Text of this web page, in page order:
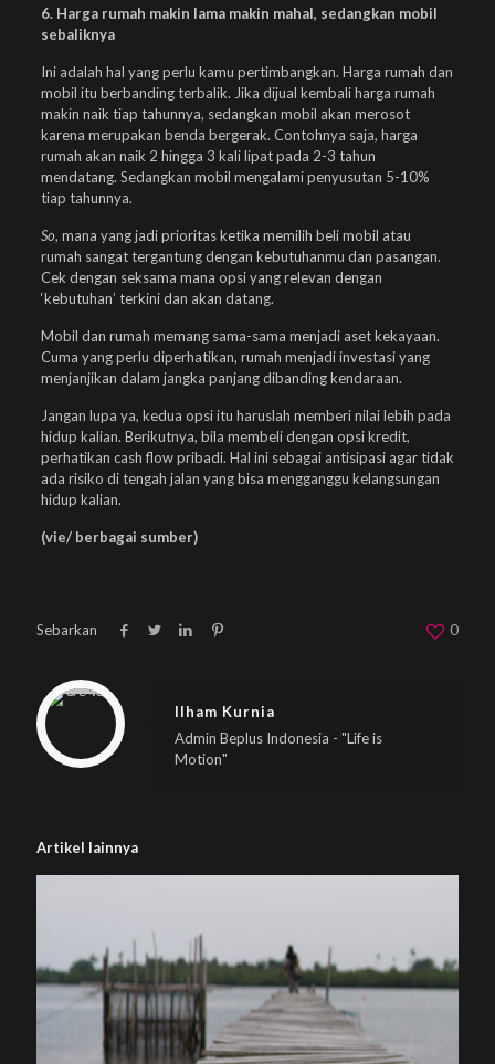
6. Harga rumah makin lama makin mahal, sedangkan mobil
sebaliknya
Ini adalah hal yang perlu kamu pertimbangkan. Harga rumah dan
mobil itu berbanding terbalik. Jika dijual kembali harga rumah
makin naik tiap tahunnya, sedangkan mobil akan merosot
karena merupakan benda bergerak. Contohnya saja, harga
rumah akan naik 2 hingga 3 kali lipat pada 2-3 tahun
mendatang. Sedangkan mobil mengalami penyusutan 5-10%
tiap tahunnya.
So, mana yang jadi prioritas ketika memilih beli mobil atau
rumah sangat tergantung dengan kebutuhanmu dan pasangan.
Cek dengan seksama mana opsi yang relevan dengan
‘kebutuhan’ terkini dan akan datang.
Mobil dan rumah memang sama-sama menjadi aset kekayaan.
Cuma yang perlu diperhatikan, rumah menjadi investasi yang
menjanjikan dalam jangka panjang dibanding kendaraan.
Jangan lupa ya, kedua opsi itu haruslah memberi nilai lebih pada
hidup kalian. Berikutnya, bila membeli dengan opsi kredit,
perhatikan cash flow pribadi. Hal ini sebagai antisipasi agar tidak
ada risiko di tengah jalan yang bisa mengganggu kelangsungan
hidup kalian.
(vie/ berbagai sumber)
Sebarkan 0
Warning
: Trying to access array offset on null in
/home/u833233641/domains/beplus.id/public_html/wp-content/themes/betheme/includes/content-single.php
on line
286
Ilham Kurnia
Admin Beplus Indonesia - "Life is
Motion"
Artikel lainnya